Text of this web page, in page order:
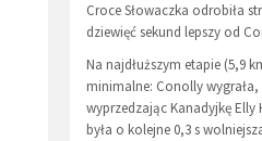
Croce Słowaczka odrobiła
dziewięć sekund lepszy od
Na najdłuższym etapie (5,9
minimalne: Conolly
wyprzedzając Kanadyjkę Elly
była o kolejne 0,3 s